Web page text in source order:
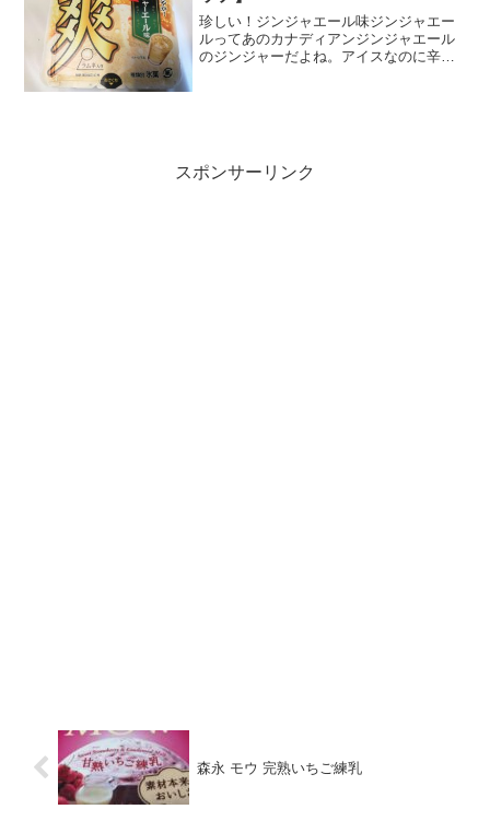
珍しい！ジンジャエール味ジンジャエー
ルってあのカナディアンジンジャエール
のジンジャーだよね。アイスなのに辛
スポンサーリンク
森永 モウ 完熟いちご練乳